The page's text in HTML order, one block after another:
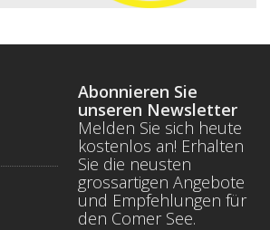
Abonnieren Sie
unseren Newsletter
Melden Sie sich heute
kostenlos an! Erhalten
Sie die neusten
grossartigen Angebote
und Empfehlungen für
den Comer See.